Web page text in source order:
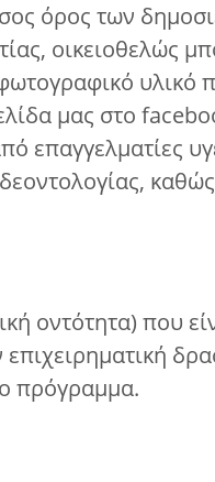
όρος των
οικειοθελώς
υλικό
μας στο
επαγγελματίες
οντότητα) που
πρόγραμμα.